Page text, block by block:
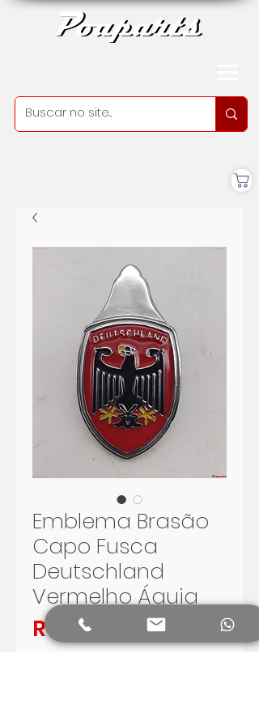
Emblema Brasão
Capo Fusca
Deutschland
Vermelho Águia
R$ 70,00
Preço